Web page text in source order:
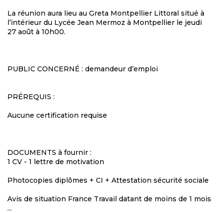
La réunion aura lieu au Greta Montpellier Littoral situé à
l’intérieur du Lycée Jean Mermoz à Montpellier le jeudi
27 août à 10h00.
PUBLIC CONCERNÉ : demandeur d’emploi
PRÉREQUIS :
Aucune certification requise
DOCUMENTS à fournir :
1 CV - 1 lettre de motivation
Photocopies diplômes + CI + Attestation sécurité sociale
Avis de situation France Travail datant de moins de 1 mois
...